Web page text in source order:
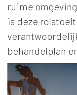
ruime
is deze
behandelplan